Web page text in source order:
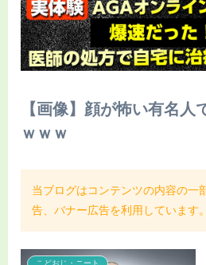
【画像】顔が怖い有名人
ｗｗｗ
当ブログはコンテンツの内容の一
告、バナー広告を利用しています。
こどおじ・ニート